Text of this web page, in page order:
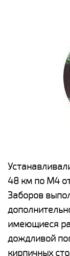
48 км по М4
Заборов
имеющиеся
дождливой
кирпичных